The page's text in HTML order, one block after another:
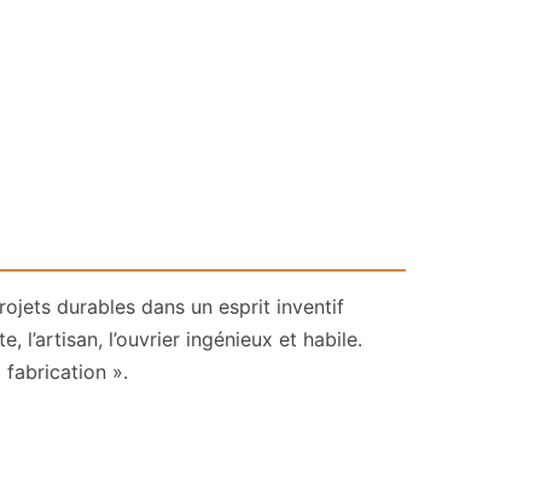
durables dans un esprit inventif
l’artisan, l’ouvrier ingénieux et habile.
fabrication ».